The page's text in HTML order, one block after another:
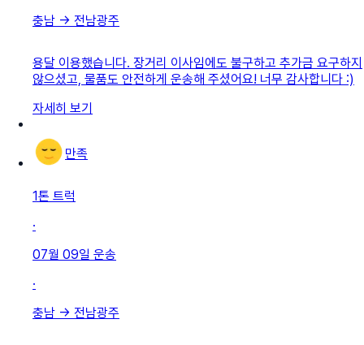
충남 → 전남광주
용달 이용했습니다. 장거리 이사임에도 불구하고 추가금 요구하지
않으셨고, 물품도 안전하게 운송해 주셨어요! 너무 감사합니다 :)
자세히 보기
만족
1톤 트럭
·
07월 09일 운송
·
충남 → 전남광주